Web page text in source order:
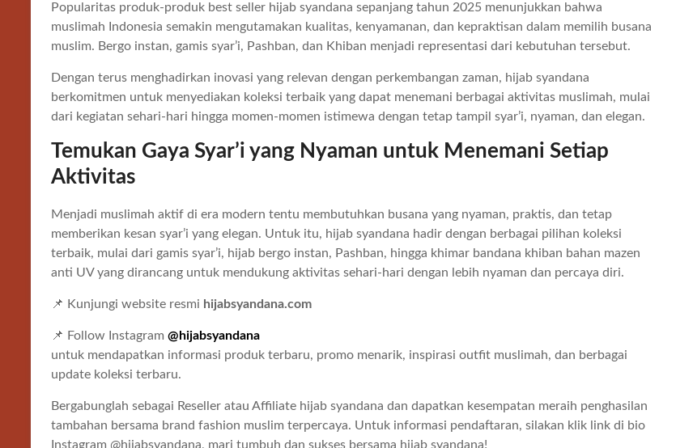
Popularitas produk-produk best seller hijab syandana sepanjang tahun 2025 menunjukkan bahwa
muslimah Indonesia semakin mengutamakan kualitas, kenyamanan, dan kepraktisan dalam memilih busana
muslim. Bergo instan, gamis syar’i, Pashban, dan Khiban menjadi representasi dari kebutuhan tersebut.
Dengan terus menghadirkan inovasi yang relevan dengan perkembangan zaman, hijab syandana
berkomitmen untuk menyediakan koleksi terbaik yang dapat menemani berbagai aktivitas muslimah, mulai
dari kegiatan sehari-hari hingga momen-momen istimewa dengan tetap tampil syar’i, nyaman, dan elegan.
Temukan Gaya Syar’i yang Nyaman untuk Menemani Setiap
Aktivitas
Menjadi muslimah aktif di era modern tentu membutuhkan busana yang nyaman, praktis, dan tetap
memberikan kesan syar’i yang elegan. Untuk itu, hijab syandana hadir dengan berbagai pilihan koleksi
terbaik, mulai dari gamis syar’i, hijab bergo instan, Pashban, hingga khimar bandana khiban bahan mazen
anti UV yang dirancang untuk mendukung aktivitas sehari-hari dengan lebih nyaman dan percaya diri.
📌 Kunjungi website resmi hijabsyandana.com
📌 Follow Instagram @hijabsyandana
untuk mendapatkan informasi produk terbaru, promo menarik, inspirasi outfit muslimah, dan berbagai
update koleksi terbaru.
Bergabunglah sebagai Reseller atau Affiliate hijab syandana dan dapatkan kesempatan meraih penghasilan
tambahan bersama brand fashion muslim terpercaya. Untuk informasi pendaftaran, silakan klik link di bio
Instagram @hijabsyandana, mari tumbuh dan sukses bersama hijab syandana!